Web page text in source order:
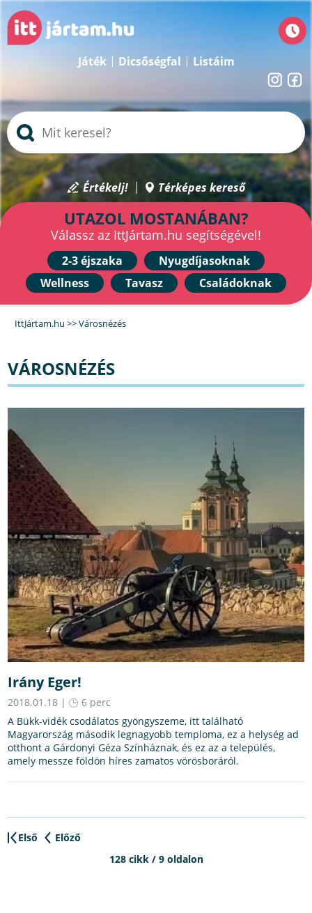
Játék Dicsőségfal Listáim
Értékelj! Térképes kereső
UTAZOL MOSTANÁBAN?
Válassz az IttJártam.hu segítségével!
2-3 éjszaka
Nyugdíjasoknak
Wellness
Tavasz Családoknak
IttJártam.hu >>Városnézés
VÁROSNÉZÉS
Irány Eger!
2018.01.18 |
6 perc
A Bükk-vidék csodálatos gyöngyszeme, itt található
Magyarország második legnagyobb temploma, ez a helység ad
otthont a Gárdonyi Géza Színháznak, és ez az a település,
amely messze földön híres zamatos vörösboráról.
Első
Előző
128 cikk / 9 oldalon